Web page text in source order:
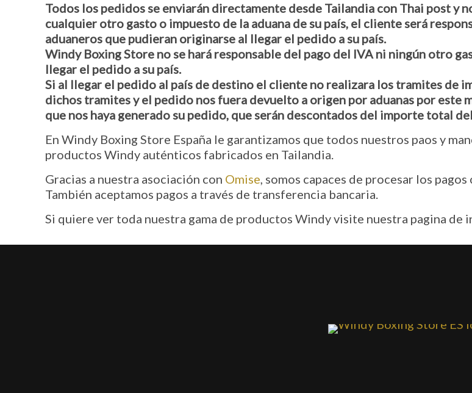
Todos los pedidos se enviarán directamente desde Tailandia con Thai post y
cualquier otro gasto o impuesto de la aduana de su país, el cliente será
aduaneros que pudieran originarse al llegar el pedido a su país.
Windy Boxing Store no se hará responsable del pago del IVA ni ningún otro
llegar el pedido a su país.
Si al llegar el pedido al país de destino el cliente no realizara los tramites de
dichos tramites y el pedido nos fuera devuelto a origen por aduanas por
que nos haya generado su pedido, que serán descontados del importe total
En Windy Boxing Store España le garantizamos que todos nuestros paos y
productos Windy auténticos fabricados en Tailandia.
Gracias a nuestra asociación con Omise, somos capaces de procesar los
También aceptamos pagos a través de transferencia bancaria.
Si quiere ver toda nuestra gama de productos Windy visite nuestra pagina de